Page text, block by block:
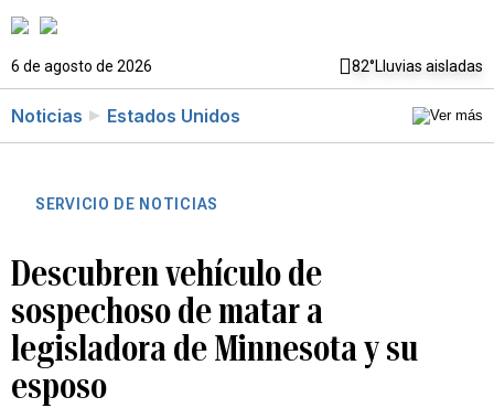
6 de agosto de 2026 82°Lluvias aisladas
Noticias Estados Unidos
SERVICIO DE NOTICIAS
Descubren vehículo de
sospechoso de matar a
legisladora de Minnesota y su
esposo